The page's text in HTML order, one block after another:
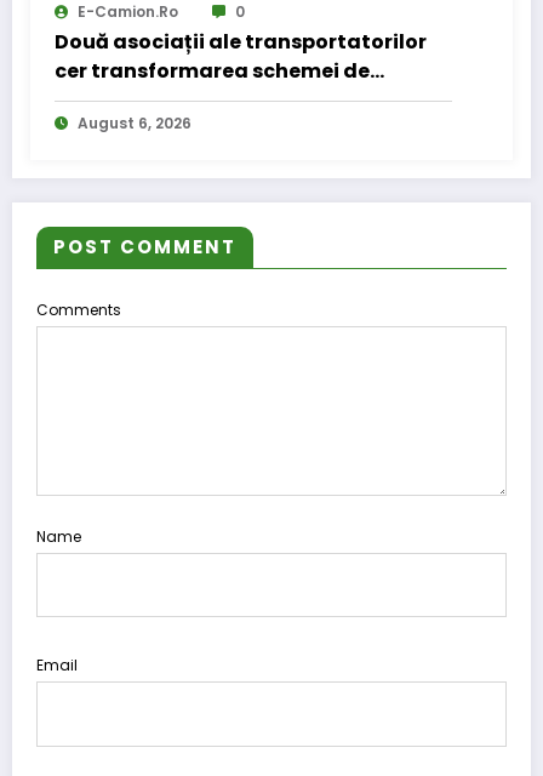
E-Camion.ro 0
Două asociații ale transportatorilor
cer transformarea schemei de
compensare a accizei în mecanism
permanent
August 6, 2026
POST COMMENT
Comments
Name
Email